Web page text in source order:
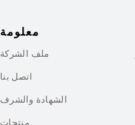
معلومة
ملف الشركة
اتصل بنا
الشهادة والشرف
منتجات